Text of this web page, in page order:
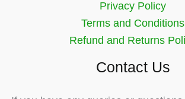
Privacy Policy
Terms and Conditions
Refund and Returns
Contact Us